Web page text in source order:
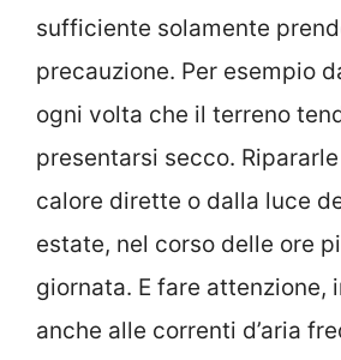
sufficiente solamente
precauzione. Per esempio
ogni volta che il terreno
presentarsi secco.
calore dirette o dalla luce
estate, nel corso delle ore
giornata. E fare attenzione,
anche alle correnti d’aria